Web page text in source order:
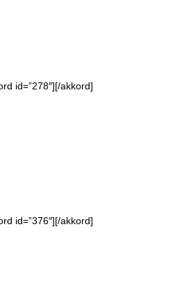
id=”278″][/akkord]
id=”376″][/akkord]